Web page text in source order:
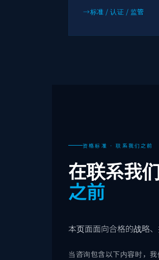
标准 / 认证 / 监管
资格标准 · 联系我们之前
在联系我
之前
本页面面向合格的战略
当咨询包含以下内容时，我